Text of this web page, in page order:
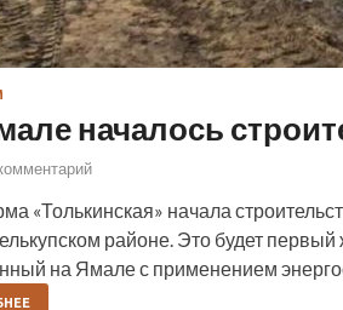
началось
«Толькинская» начала
районе. Это будет
на Ямале с применением